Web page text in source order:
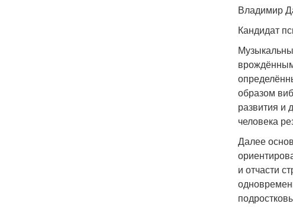
Владимир
Кандидат
образом
развития и
человека
Далее
и отчасти